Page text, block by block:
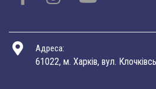
Адреса:
61022, м. Харків, вул.